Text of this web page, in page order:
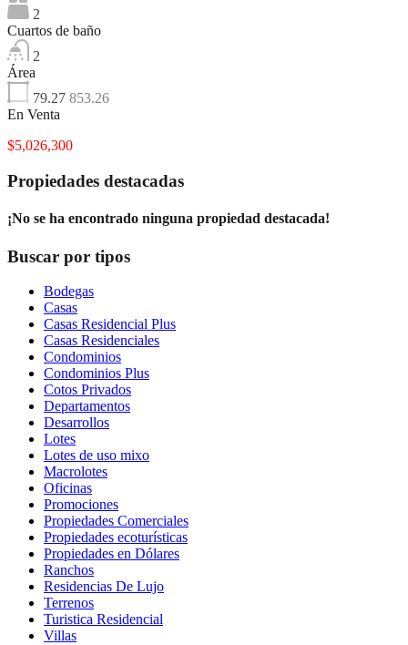
2
Cuartos de baño
2
Área
79.27 853.26
En Venta
$5,026,300
Propiedades destacadas
¡No se ha encontrado ninguna propiedad destacada!
Buscar por tipos
Bodegas
Casas
Casas Residencial Plus
Casas Residenciales
Condominios
Condominios Plus
Cotos Privados
Departamentos
Desarrollos
Lotes
Lotes de uso mixo
Macrolotes
Oficinas
Promociones
Propiedades Comerciales
Propiedades ecoturísticas
Propiedades en Dólares
Ranchos
Residencias De Lujo
Terrenos
Turistica Residencial
Villas